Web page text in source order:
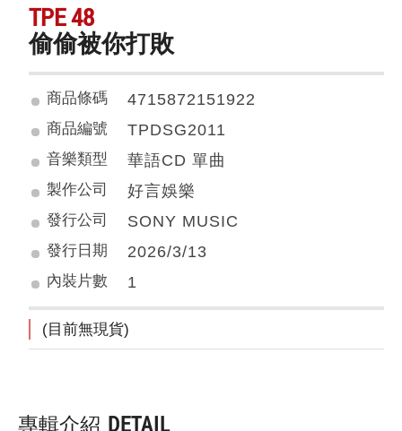
TPE 48
偷偷被你打敗
商品條碼 4715872151922
商品編號 TPDSG2011
音樂類型 華語CD 單曲
製作公司 好言娛樂
發行公司 SONY MUSIC
發行日期 2026/3/13
內裝片數 1
(目前無現貨)
專輯介紹 DETAIL